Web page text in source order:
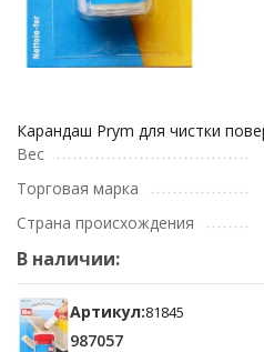
Карандаш Prym для чистки
Вес
Торговая марка
Страна происхождения
В наличии:
Артикул:81845
987057